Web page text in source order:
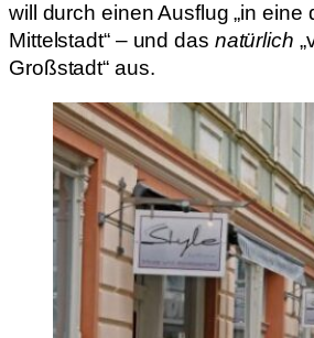
will durch einen Ausflug „in eine
Mittelstadt“ – und das natürlich
Großstadt“ aus.